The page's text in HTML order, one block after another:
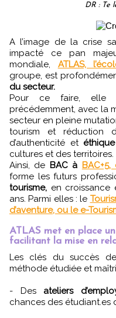
DR : Te
A l’image de la crise sanitaire globale qui a fortement
impacté ce pan
mondiale, ATLAS,
groupe, est
du secteur.
Pour ce faire, elle
précédemment, avec la
secteur en pleine
tourism et réduction
d’authenticité et
cultures et des territoires.
Ainsi, de BAC à
forme les futurs
tourisme, en croissance
ans. Parmi elles : le
d’aventure, ou le e-
ATLAS met en place
facilitant la mise en
Les clés du succès de cet accompagnement ? Une
méthode étudiée et
- Des ateliers
chances des étudiant.es